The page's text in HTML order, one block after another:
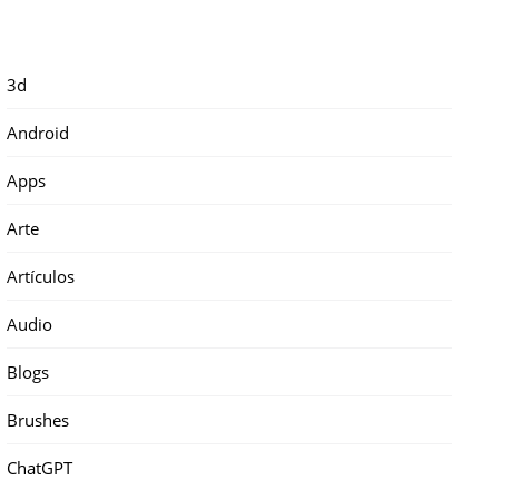
3d
Android
Apps
Arte
Artículos
Audio
Blogs
Brushes
ChatGPT